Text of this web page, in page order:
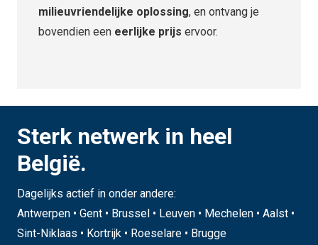
milieuvriendelijke oplossing, en ontvang je
bovendien een eerlijke prijs ervoor.
Sterk netwerk in heel
België.
Dagelijks actief in onder andere:
Antwerpen • Gent • Brussel • Leuven • Mechelen • Aalst •
Sint-Niklaas • Kortrijk • Roeselare • Brugge